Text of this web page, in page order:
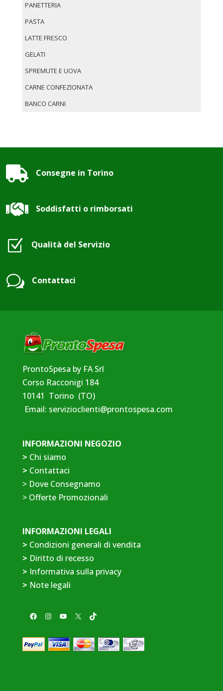
PANETTERIA
PASTA
LATTE FRESCO
GELATI
SPREMUTE E UOVA
CARNE CONFEZIONATA
BANCO CARNI
 Consegne in Torino
 Soddisfatti o rimborsati
Z Qualità del Servizio
w Contattaci
ProntoSpesa by FA Srl
Corso Racconigi 184
10141 Torino (TO)
Email: servizioclienti@prontospesa.com
INFORMAZIONI NEGOZIO
> Chi siamo
> Contattaci
> Dove Consegnamo
>Offerte Promozionali
INFORMAZIONI LEGALI
> Condizioni generali di vendita
> Diritto di recesso
> Informativa sulla privacy
> Note legali
Facebook
Instagram
YouTube
X TikTok